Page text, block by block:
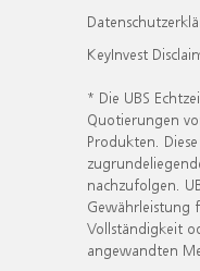
KeyInvest
* Die UBS
Quotierungen
Produkten.
nachzufolgen.
Gewährleistung
Vollständigkeit
angewandten